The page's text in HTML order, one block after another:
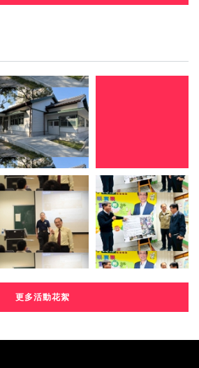
更多活動花絮